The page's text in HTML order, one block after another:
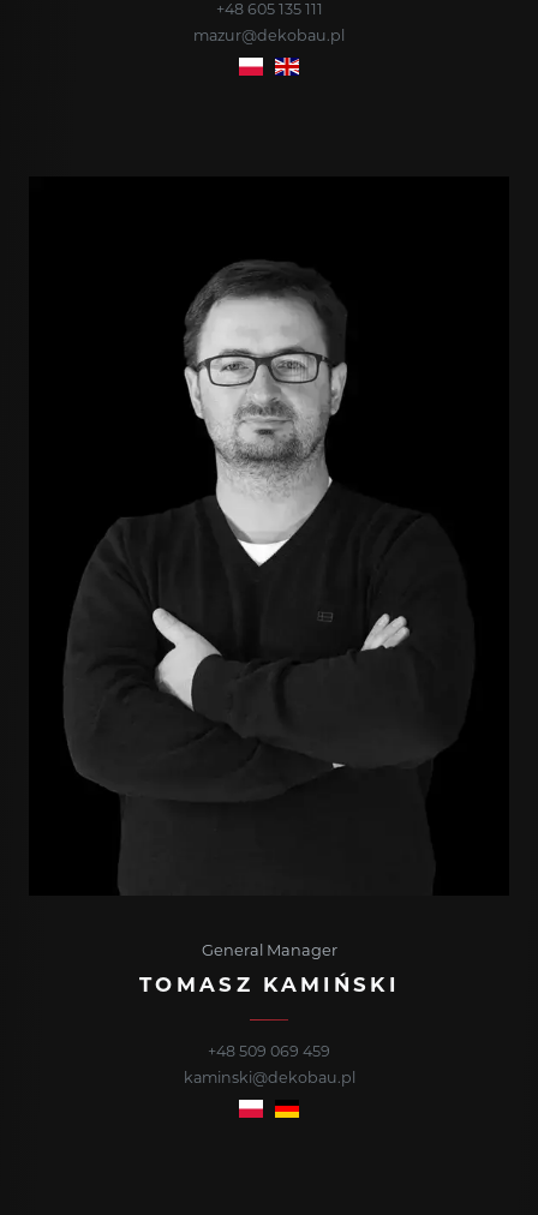
+48 605 135 111
mazur@dekobau.pl
General Manager
TOMASZ KAMIŃSKI
+48 509 069 459
kaminski@dekobau.pl